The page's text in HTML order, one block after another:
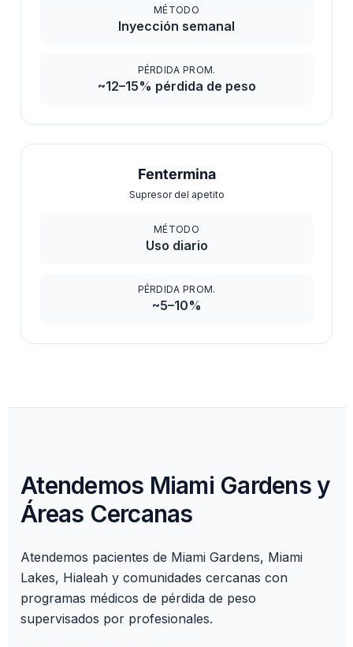
MÉTODO
Inyección semanal
PÉRDIDA PROM.
~12–15% pérdida de peso
Fentermina
Supresor del apetito
MÉTODO
Uso diario
PÉRDIDA PROM.
~5–10%
Atendemos Miami Gardens y
Áreas Cercanas
Atendemos pacientes de Miami Gardens, Miami
Lakes, Hialeah y comunidades cercanas con
programas médicos de pérdida de peso
supervisados por profesionales.